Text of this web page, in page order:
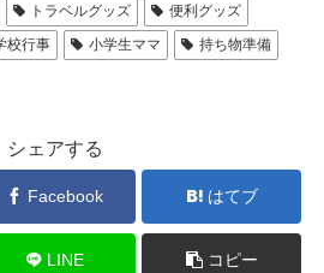
トラベルグッズ
便利グッズ
校行事 小学生ママ
持ち物準備
シェアする
Facebook はてブ
LINE コピー